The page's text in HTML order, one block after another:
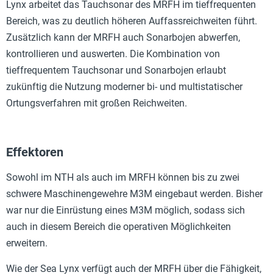
Lynx arbeitet das Tauchsonar des MRFH im tieffrequenten
Bereich, was zu deutlich höheren Auffassreichweiten führt.
Zusätzlich kann der MRFH auch Sonarbojen abwerfen,
kontrollieren und auswerten. Die Kombination von
tieffrequentem Tauchsonar und Sonarbojen erlaubt
zukünftig die Nutzung moderner bi- und multistatischer
Ortungsverfahren mit großen Reichweiten.
Effektoren
Sowohl im NTH als auch im MRFH können bis zu zwei
schwere Maschinengewehre M3M eingebaut werden. Bisher
war nur die Einrüstung eines M3M möglich, sodass sich
auch in diesem Bereich die operativen Möglichkeiten
erweitern.
Wie der Sea Lynx verfügt auch der MRFH über die Fähigkeit,